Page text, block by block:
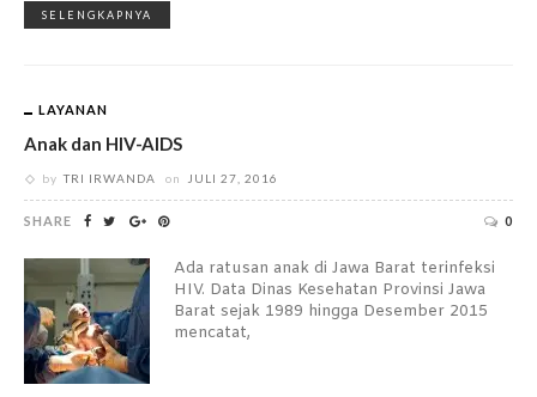
SELENGKAPNYA
LAYANAN
Anak dan HIV-AIDS
by TRI IRWANDA on JULI 27, 2016
SHARE 0
Ada ratusan anak di Jawa Barat terinfeksi
HIV. Data Dinas Kesehatan Provinsi Jawa
Barat sejak 1989 hingga Desember 2015
mencatat,